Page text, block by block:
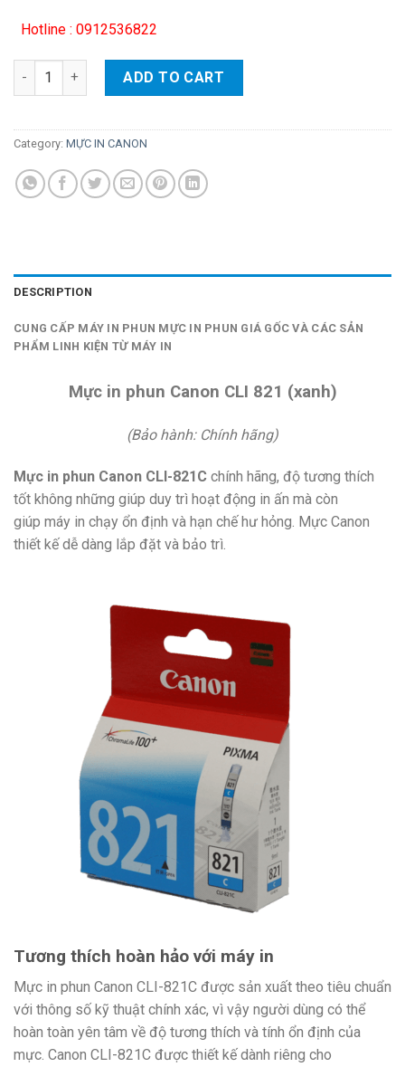
Hotline : 0912536822
Mực in phun Canon CLI 821C – Dùng cho MP540/ 558/ 628/
ADD TO CART
Category: MỰC IN CANON
DESCRIPTION
CUNG CẤP MÁY IN PHUN MỰC IN PHUN GIÁ GỐC VÀ CÁC SẢN
PHẨM LINH KIỆN TỪ MÁY IN
Mực in phun Canon CLI 821 (xanh)
(Bảo hành: Chính hãng)
Mực in phun Canon CLI-821C chính hãng, độ tương thích
tốt không những giúp duy trì hoạt động in ấn mà còn
giúp máy in chạy ổn định và hạn chế hư hỏng. Mực Canon
thiết kế dễ dàng lắp đặt và bảo trì.
Tương thích hoàn hảo với máy in
Mực in phun Canon CLI-821C được sản xuất theo tiêu chuẩn
với thông số kỹ thuật chính xác, vì vậy người dùng có thể
hoàn toàn yên tâm về độ tương thích và tính ổn định của
mực. Canon CLI-821C được thiết kế dành riêng cho